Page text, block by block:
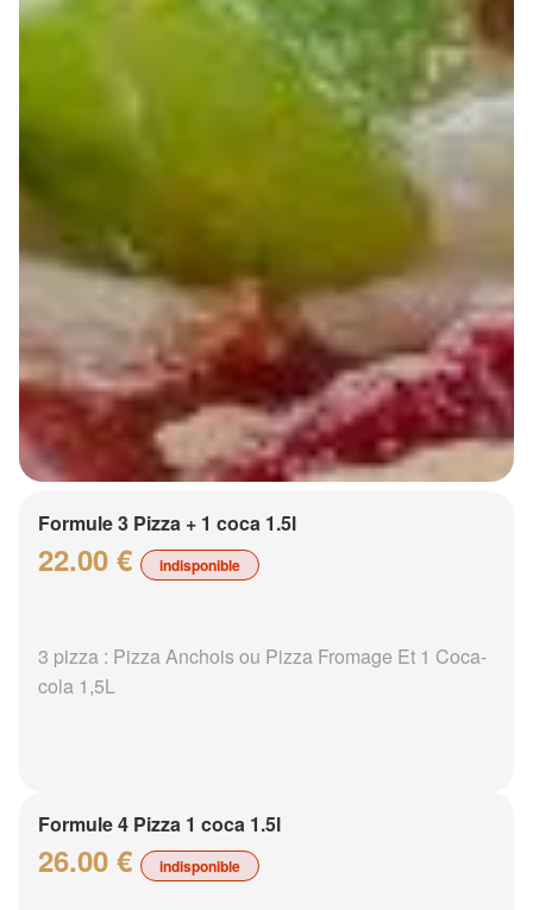
Formule 3 Pizza + 1 coca 1.5l
22.00 € indisponible
3 pizza : Pizza Anchois ou Pizza Fromage Et 1 Coca-
cola 1,5L
Formule 4 Pizza 1 coca 1.5l
26.00 € indisponible